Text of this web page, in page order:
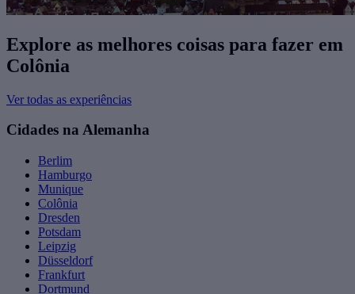
Explore as melhores coisas para fazer ​em
Colônia
Ver todas as experiências
Cidades na Alemanha
Berlim
Hamburgo
Munique
Colônia
Dresden
Potsdam
Leipzig
Düsseldorf
Frankfurt
Dortmund